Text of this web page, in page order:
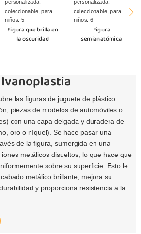
Figura que brilla en
la oscuridad
Figura
semianatómica
las figuras de juguete de plástico
piezas de modelos de automóviles o
con una capa delgada y duradera de
oro o níquel). Se hace pasar una
de la figura, sumergida en una
metálicos disueltos, lo que hace que
sobre su superficie. Esto le
metálico brillante, mejora su
y proporciona resistencia a la